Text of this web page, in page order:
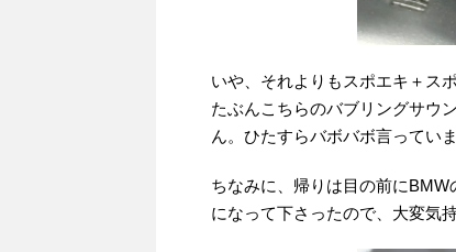
いや、それよりもスポエキ＋ス
たぶんこちらのバブリングサウ
ん。ひたすらバボバボ言ってい
ちなみに、帰りは目の前に
になって下さったので、大変気